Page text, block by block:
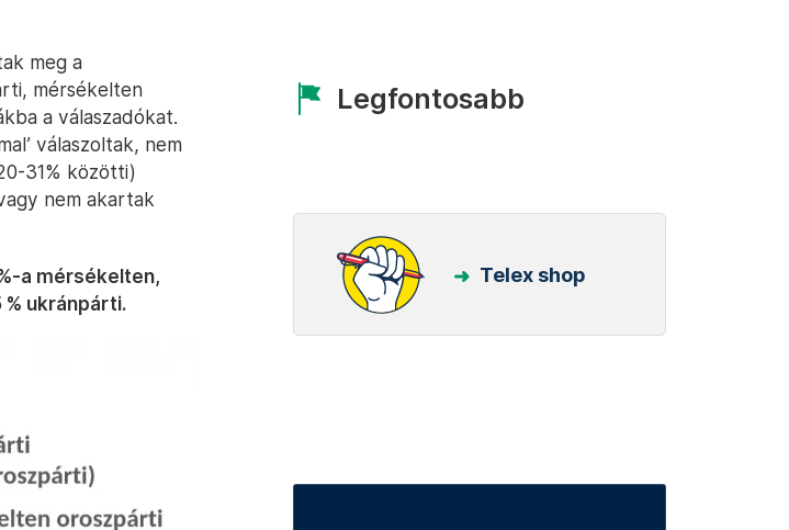
meg a
mérsékelten
a válaszadókat.
válaszoltak, nem
31% közötti)
nem akartak
a mérsékelten,
ukránpárti.
Legfontosabb
Telex shop